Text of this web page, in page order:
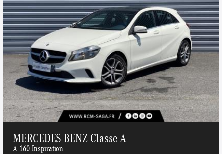
MERCEDES-BENZ Classe A
A 160 Inspiration